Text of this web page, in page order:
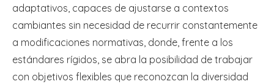
adaptativos, capaces de ajustarse a contextos
cambiantes sin necesidad de recurrir constantemente
a modificaciones normativas, donde, frente a los
estándares rígidos, se abra la posibilidad de trabajar
con objetivos flexibles que reconozcan la diversidad